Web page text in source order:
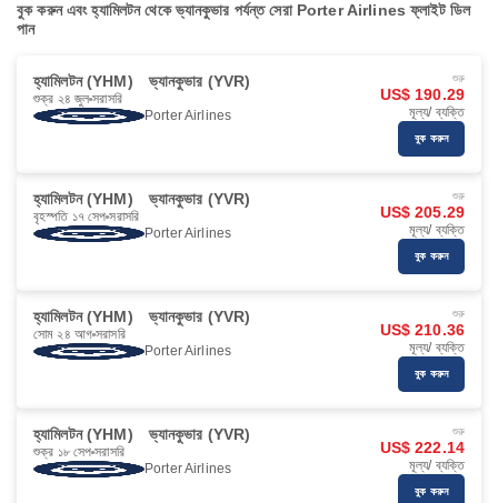
বুক করুন এবং হ্যামিলটন থেকে ভ্যানকুভার পর্যন্ত সেরা Porter Airlines ফ্লাইট ডিল
পান
হ্যামিলটন (YHM) ভ্যানকুভার (YVR)
শুক্র ২৪ জুল সরাসরি
Porter Airlines
শুরু
US$ 190.29
মূল্য/ ব্যক্তি
বুক করুন
হ্যামিলটন (YHM) ভ্যানকুভার (YVR)
বৃহস্পতি ১৭ সেপ সরাসরি
Porter Airlines
শুরু
US$ 205.29
মূল্য/ ব্যক্তি
বুক করুন
হ্যামিলটন (YHM) ভ্যানকুভার (YVR)
সোম ২৪ আগ সরাসরি
Porter Airlines
শুরু
US$ 210.36
মূল্য/ ব্যক্তি
বুক করুন
হ্যামিলটন (YHM) ভ্যানকুভার (YVR)
শুক্র ১৮ সেপ সরাসরি
Porter Airlines
শুরু
US$ 222.14
মূল্য/ ব্যক্তি
বুক করুন